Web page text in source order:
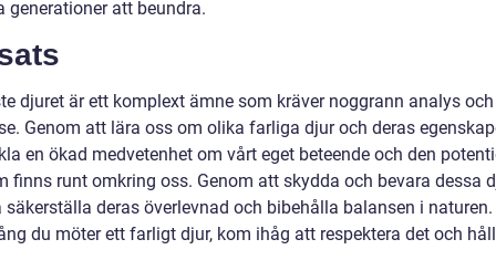
generationer att beundra.
djuret är ett komplext ämne som kräver noggrann analys och
Genom att lära oss om olika farliga djur och deras
en ökad medvetenhet om vårt eget beteende och den
finns runt omkring oss. Genom att skydda och bevara dessa
säkerställa deras överlevnad och bibehålla balansen i naturen.
du möter ett farligt djur, kom ihåg att respektera det och